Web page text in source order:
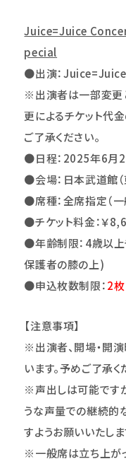
Juice=Juice
pecial
●出演：Juice=Juice
※出演者は一部変更
更によるチケット代
ご了承ください。
●日程：2025年6月
●会場：日本武道館（
●席種：全席指定（一
●チケット料金：￥
●年齢制限：4歳以上
保護者の膝の上)
●申込枚数制限：2枚
【注意事項】
※出演者、開場・開
います。予めご了承く
※声出しは可能です
うな声量での継続的
すようお願いいたしま
※一般席は立ち上が